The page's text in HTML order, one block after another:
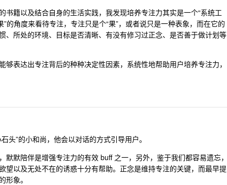
籍以及结合自身的生活实践，我发现培养专注力其实是一个“系统工
的角度来看待专注，专注只是个“果”，或者说只是一种表象，而在它的
、所处的环境、目标是否清晰、有没有修习过正念、是否善于做计划等
表达出专注背后的种种决定性因素，系统性地帮助用户培养专注力，
头”的小和尚，他会以对话的方式引导用户。
默陪伴是增强专注力的有效 buff 之一，另外，鉴于我们都容易遗忘，
望以及无处不在的诱惑十分有帮助。正念是维持专注的关键，而最早提
形象。